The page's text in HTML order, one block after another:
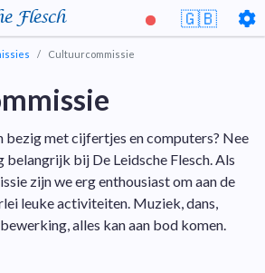
🇬🇧
Flesch
Cultuurcommissie
bezig met cijfertjes en computers? Nee
belangrijk bij De Leidsche Flesch. Als
zijn we erg enthousiast om aan de
leuke activiteiten. Muziek, dans,
alles kan aan bod komen.